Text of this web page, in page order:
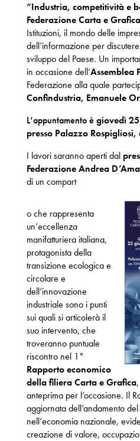
“Industria, competitività e
Federazione Carta e Grafica
Istituzioni, il mondo delle
dell’informazione per
sviluppo del Paese. Un
in occasione dell’Assemblea
Federazione alla quale
Confindustria, Emanuele
L’appuntamento è giovedì
presso Palazzo Rospigliosi,
I lavori saranno aperti dal
Federazione Andrea
di un compart
o che rappresenta
un’eccellenza
manifatturiera italiana,
protagonista della
transizione ecologica e
circolare e
dell’innovazione
industriale sono i punti
sui quali si articolerà il
suo intervento, che
troveranno puntuale
riscontro nel 1°
Rapporto economico
della filiera Carta e Grafica
anteprima per l’occasione. Il
aggiornata dell’andamento
nell’economia nazionale,
creazione di valore,